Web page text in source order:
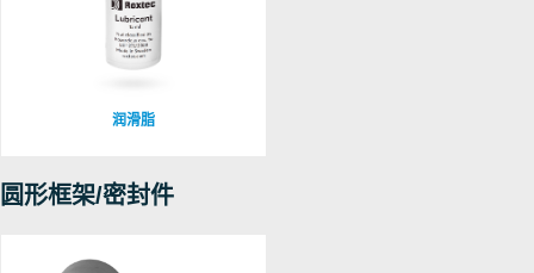
润滑脂
圆形框架/密封件